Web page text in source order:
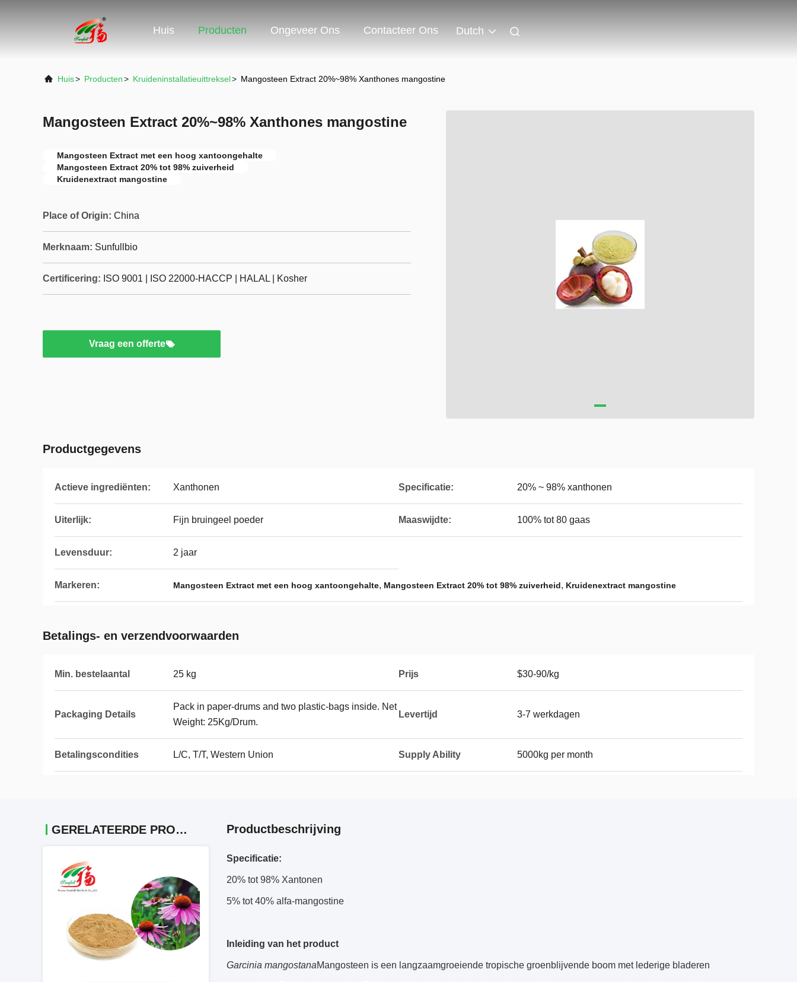
Huis Producten Ongeveer Ons Contacteer Ons Dutch
Huis> Producten> Kruideninstallatieuittreksel> Mangosteen Extract 20%~98% Xanthones mangostine
Mangosteen Extract 20%~98% Xanthones mangostine
Mangosteen Extract met een hoog xantoongehalte
Mangosteen Extract 20% tot 98% zuiverheid
Kruidenextract mangostine
Place of Origin: China
Merknaam: Sunfullbio
Certificering: ISO 9001 | ISO 22000-HACCP | HALAL | Kosher
Vraag een offerte
Productgegevens
Actieve ingrediënten: Xanthonen Specificatie: 20% ~ 98% xanthonen
Uiterlijk: Fijn bruingeel poeder Maaswijdte: 100% tot 80 gaas
Levensduur: 2 jaar
Markeren: Mangosteen Extract met een hoog xantoongehalte, Mangosteen Extract 20% tot 98% zuiverheid, Kruidenextract mangostine
Betalings- en verzendvoorwaarden
Min. bestelaantal 25 kg Prijs $30-90/kg
Packaging Details
Pack in paper-drums and two plastic-bags inside. Net
Weight: 25Kg/Drum.
Levertijd 3-7 werkdagen
Betalingscondities L/C, T/T, Western Union Supply Ability 5000kg per month
GERELATEERDE PRODUCTEN Productbeschrijving
Specificatie:
20% tot 98% Xantonen
5% tot 40% alfa-mangostine
Inleiding van het product
Garcinia mangostanaMangosteen is een langzaamgroeiende tropische groenblijvende boom met lederige bladeren